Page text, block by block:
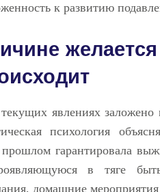
к развитию
явлениях заложено
психология
прошлом гарантировала
в тяге
домашние